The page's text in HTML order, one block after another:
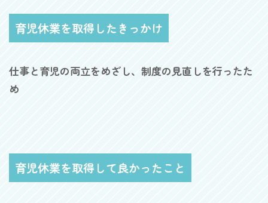
育児休業を取得したきっかけ
仕事と育児の両立をめざし、制度の見直しを行ったた
め
育児休業を取得して良かったこと